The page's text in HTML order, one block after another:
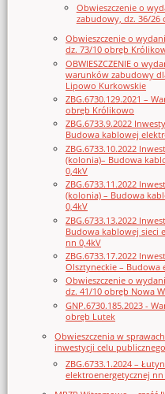
Obwieszczenie o
zabudowy, dz. 36/26
Obwieszczenie o
dz. 73/10 obręb
OBWIESZCZENIE o
warunków zabudowy
Lipowo Kurkowskie
ZBG.6730.129.2021 –
obręb Królikowo
ZBG.6733.9.2022
Budowa kablowej
ZBG.6733.10.2022
(kolonia)– Budowa
0,4kV
ZBG.6733.11.2022
(kolonia) – Budowa
0,4kV
ZBG.6733.13.2022
Budowa kablowej sieci
nn 0,4kV
ZBG.6733.17.2022
Olsztyneckie – Budowa
Obwieszczenie o
dz. 41/10 obręb Nowa
GNP.6730.185.2023 -
obręb Lutek
Obwieszczenia w
inwestycji celu
ZBG.6733.1.2024 –
elektroenergetycznej nn